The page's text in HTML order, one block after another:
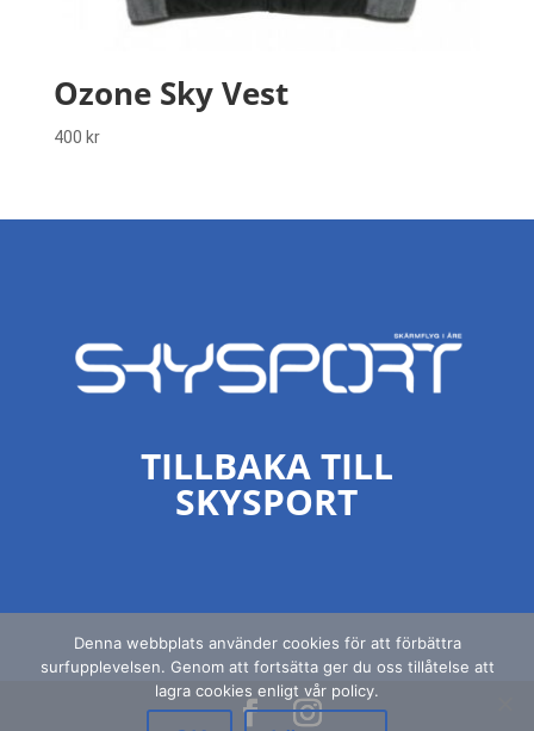
Ozone Sky Vest
400 kr
TILLBAKA TILL
SKYSPORT
Denna webbplats använder cookies för att förbättra
surfupplevelsen. Genom att fortsätta ger du oss tillåtelse att
lagra cookies enligt vår policy.